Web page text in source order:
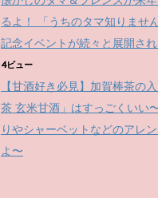
るよ！ 「うちのタマ知りませ
記念イベントが続々と展開さ
4ビュー
【甘酒好き必見】加賀棒茶の
茶 玄米甘酒」はすっごくいい
りやシャーベットなどのアレ
よ〜